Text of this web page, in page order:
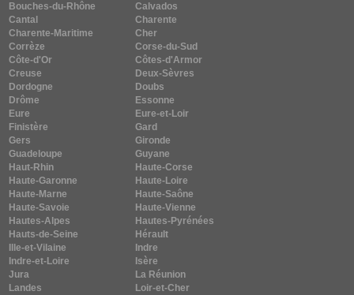
Bouches-du-Rhône
Calvados
Cantal
Charente
Charente-Maritime
Cher
Corrèze
Corse-du-Sud
Côte-d'Or
Côtes-d'Armor
Creuse
Deux-Sèvres
Dordogne
Doubs
Drôme
Essonne
Eure
Eure-et-Loir
Finistère
Gard
Gers
Gironde
Guadeloupe
Guyane
Haut-Rhin
Haute-Corse
Haute-Garonne
Haute-Loire
Haute-Marne
Haute-Saône
Haute-Savoie
Haute-Vienne
Hautes-Alpes
Hautes-Pyrénées
Hauts-de-Seine
Hérault
Ille-et-Vilaine
Indre
Indre-et-Loire
Isère
Jura
La Réunion
Landes
Loir-et-Cher